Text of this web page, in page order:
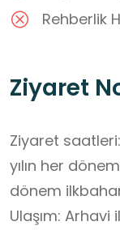
Rehberlik
Ziyaret
Ziyaret
yılın her
dönem
Ulaşım: